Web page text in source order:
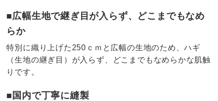
■広幅生地で継ぎ目が入らず、どこまでもなめ
らか
特別に織り上げた250ｃｍと広幅の生地のため、ハギ
（生地の継ぎ目）が入らず、どこまでもなめらかな肌触
りです。
■国内で丁寧に縫製